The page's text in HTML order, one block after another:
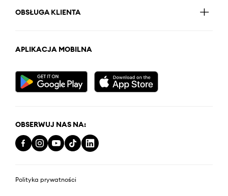
OBSŁUGA KLIENTA
APLIKACJA MOBILNA
OBSERWUJ NAS NA:
Polityka prywatności